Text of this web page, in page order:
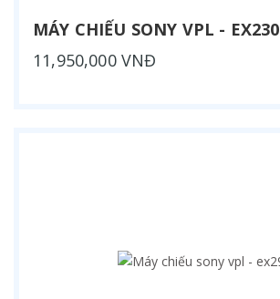
MÁY CHIẾU SONY VPL - EX230
11,950,000 VNĐ